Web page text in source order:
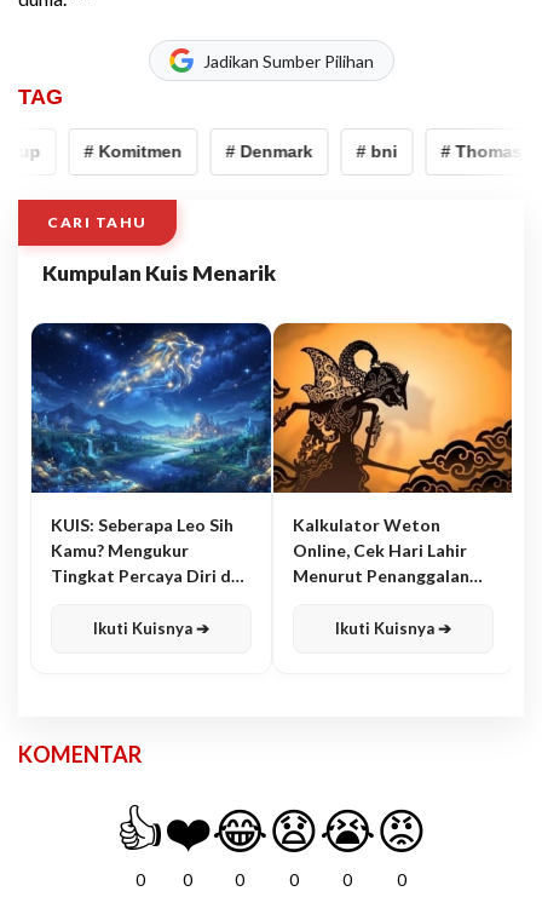
Jadikan Sumber Pilihan
TAG
# Komitmen # Denmark # bni # Thomas
CARI TAHU
Kumpulan Kuis Menarik
KUIS: Seberapa Leo Sih
Kamu? Mengukur
Tingkat Percaya Diri dan
Ikuti Kuisnya ➔
Kalkulator Weton
Online, Cek Hari Lahir
Menurut Penanggalan
Ikuti Kuisnya ➔
KOMENTAR
👍
0
❤️
0
😂
0
😧
0
😭
0
😡
0